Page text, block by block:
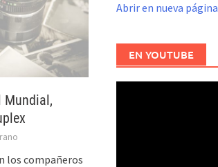
Mundial,
los compañeros
Abrir en nueva página
EN YOUTUBE